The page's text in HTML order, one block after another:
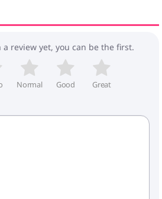
un pievilcīga.
450 x 350 x 165 cm (G x P x A)
pret UV starojumu
review yet, you can be the first.
Normal Good Great